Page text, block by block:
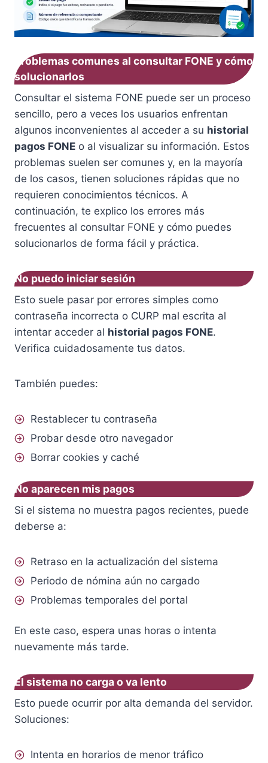
Problemas comunes al consultar FONE y cómo
solucionarlos
Consultar el sistema FONE puede ser un proceso
sencillo, pero a veces los usuarios enfrentan
algunos inconvenientes al acceder a su historial
pagos FONE o al visualizar su información. Estos
problemas suelen ser comunes y, en la mayoría
de los casos, tienen soluciones rápidas que no
requieren conocimientos técnicos. A
continuación, te explico los errores más
frecuentes al consultar FONE y cómo puedes
solucionarlos de forma fácil y práctica.
No puedo iniciar sesión
Esto suele pasar por errores simples como
contraseña incorrecta o CURP mal escrita al
intentar acceder al historial pagos FONE.
Verifica cuidadosamente tus datos.
También puedes:
Restablecer tu contraseña
Probar desde otro navegador
Borrar cookies y caché
No aparecen mis pagos
Si el sistema no muestra pagos recientes, puede
deberse a:
Retraso en la actualización del sistema
Periodo de nómina aún no cargado
Problemas temporales del portal
En este caso, espera unas horas o intenta
nuevamente más tarde.
El sistema no carga o va lento
Esto puede ocurrir por alta demanda del servidor.
Soluciones:
Intenta en horarios de menor tráfico